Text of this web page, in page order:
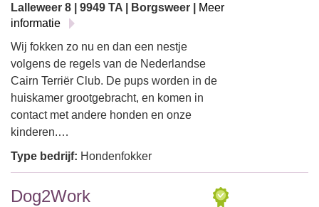
Lalleweer 8 | 9949 TA | Borgsweer |
Meer
informatie
Wij fokken zo nu en dan een nestje
volgens de regels van de Nederlandse
Cairn Terriër Club. De pups worden in de
huiskamer grootgebracht, en komen in
contact met andere honden en onze
kinderen.…
Type bedrijf: Hondenfokker
Dog2Work